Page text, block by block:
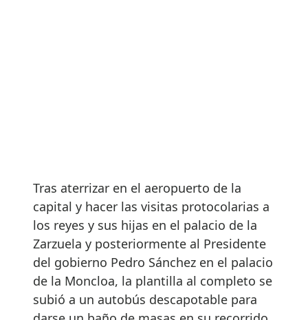
Tras aterrizar en el aeropuerto de la
capital y hacer las visitas protocolarias a
los reyes y sus hijas en el palacio de la
Zarzuela y posteriormente al Presidente
del gobierno Pedro Sánchez en el palacio
de la Moncloa, la plantilla al completo se
subió a un autobús descapotable para